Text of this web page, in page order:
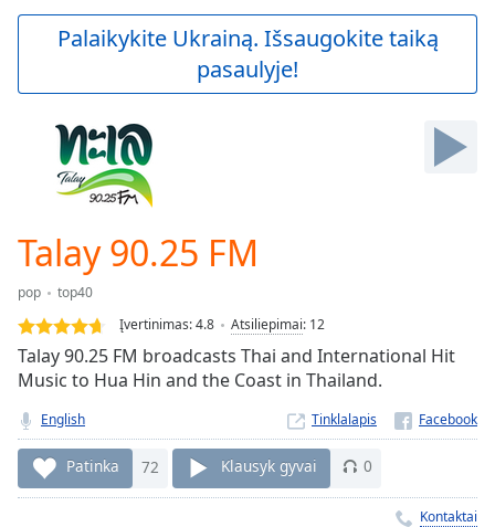
Skip
-:-
Loaded:
0.00%
Stream
TypeLIVE
live,
currently
behind
LIVE
Remaining
Palaikykite Ukrainą. Išsaugokite taiką
pasaulyje!
Talay 90.25 FM
pop
top40
Įvertinimas:4.8 Atsiliepimai: 12
Talay 90.25 FM broadcasts Thai and International Hit
Music to Hua Hin and the Coast in Thailand.
English Tinklalapis
Patinka 72 Klausyk gyvai 0
Kontaktai